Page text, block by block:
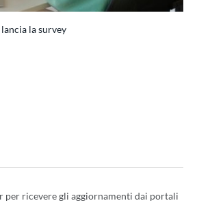
la survey
per ricevere gli aggiornamenti dai portali